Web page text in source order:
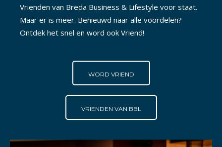
Vrienden van Breda Business & Lifestyle voor staat.
Maar er is meer. Benieuwd naar alle voordelen?
Ontdek het snel en word ook Vriend!
WORD VRIEND
VRIENDEN VAN BBL